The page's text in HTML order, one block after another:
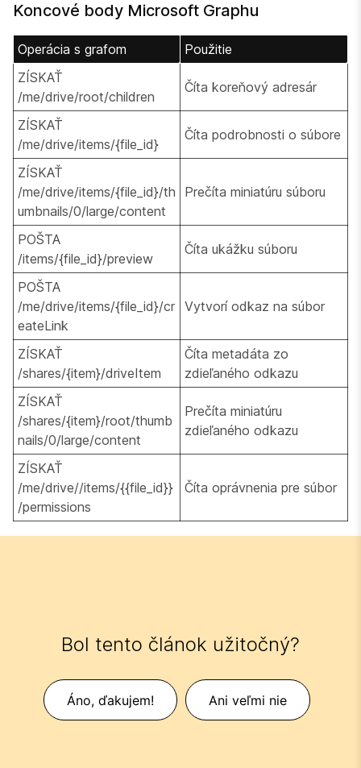
Koncové body Microsoft Graphu
Operácia s grafom
Použitie
ZÍSKAŤ
/me/drive/root/children
Číta koreňový adresár
ZÍSKAŤ
/me/drive/items/{file_id}
Číta podrobnosti o súbore
ZÍSKAŤ
/me/drive/items/{file_id}/th
umbnails/0/large/content
Prečíta miniatúru súboru
POŠTA
/items/{file_id}/preview
Číta ukážku súboru
POŠTA
/me/drive/items/{file_id}/cr
eateLink
Vytvorí odkaz na súbor
ZÍSKAŤ
/shares/{item}/driveItem
Číta metadáta zo
zdieľaného odkazu
ZÍSKAŤ
/shares/{item}/root/thumb
nails/0/large/content
Prečíta miniatúru
zdieľaného odkazu
ZÍSKAŤ
/me/drive//items/{{file_id}}
/permissions
Číta oprávnenia pre súbor
Bol tento článok užitočný?
Áno, ďakujem! Ani veľmi nie